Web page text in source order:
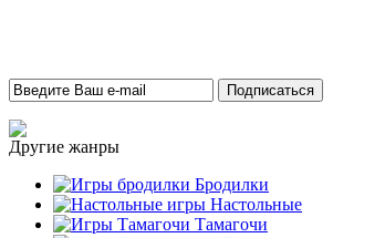
Другие жанры
Бродилки
Настольные
Тамагочи